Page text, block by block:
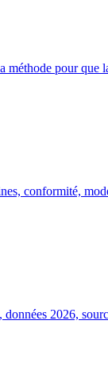
pour que
conformité,
2026,